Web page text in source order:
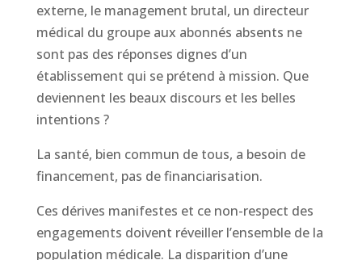
externe, le management brutal, un directeur
médical du groupe aux abonnés absents ne
sont pas des réponses dignes d’un
établissement qui se prétend à mission. Que
deviennent les beaux discours et les belles
intentions ?
La santé, bien commun de tous, a besoin de
financement, pas de financiarisation.
Ces dérives manifestes et ce non-respect des
engagements doivent réveiller l’ensemble de la
population médicale. La disparition d’une